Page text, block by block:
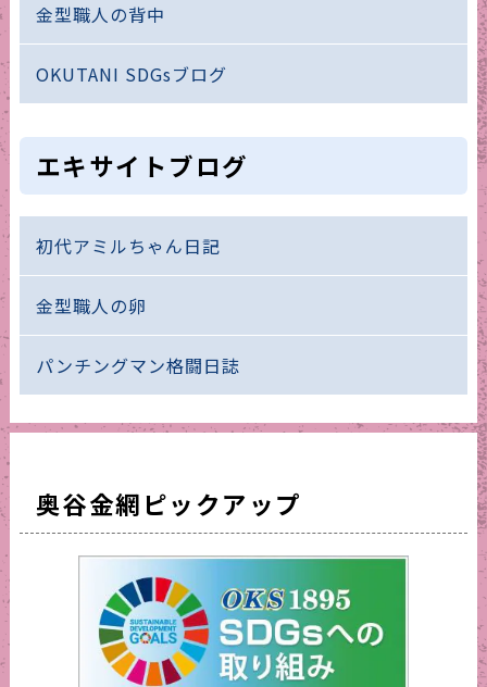
金型職人の背中
OKUTANI SDGsブログ
エキサイトブログ
初代アミルちゃん日記
金型職人の卵
パンチングマン格闘日誌
奥谷金網ピックアップ